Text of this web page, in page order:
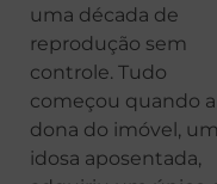
uma década de
reprodução sem
controle. Tudo
começou quando a
dona do imóvel,
idosa aposentada,